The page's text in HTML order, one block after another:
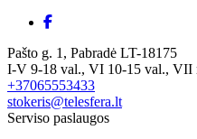
Pašto g. 1, Pabradė LT-18175
I-V 9-18 val., VI 10-15 val., VII
+37065553433
stokeris@telesfera.lt
Serviso paslaugos